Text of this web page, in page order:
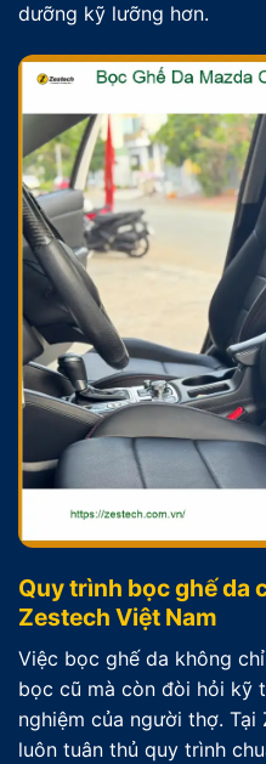
dưỡng kỹ lưỡng hơn.
Quy trình bọc ghế da
Zestech Việt Nam
Việc bọc ghế da không
bọc cũ mà còn đòi hỏi kỹ
nghiệm của người thợ.
luôn tuân thủ quy trình